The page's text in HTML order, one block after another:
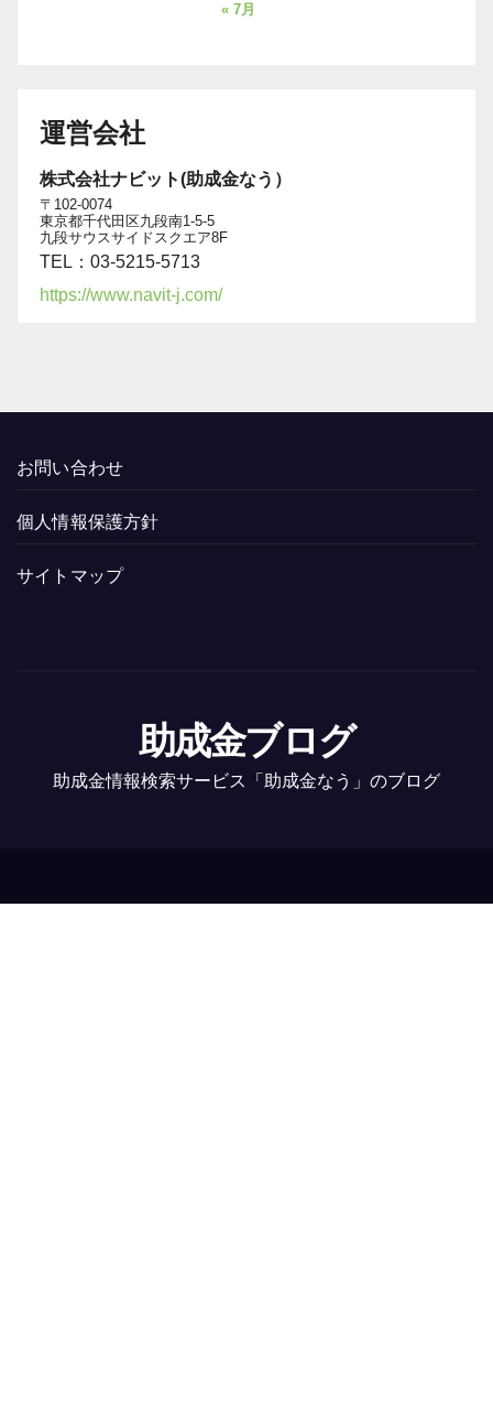
« 7月
運営会社
株式会社ナビット(助成金なう）
〒102-0074
東京都千代田区九段南1-5-5
九段サウスサイドスクエア8F
TEL：03-5215-5713
https://www.navit-j.com/
お問い合わせ
個人情報保護方針
サイトマップ
助成金ブログ
助成金情報検索サービス「助成金なう」のブログ